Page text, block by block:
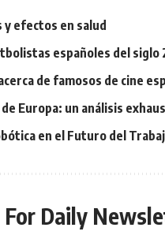
y efectos en salud
españoles del siglo
de famosos de cine
Europa: un análisis
en el Futuro del
For Daily